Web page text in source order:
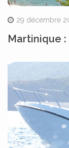
29 décembre
Martinique :